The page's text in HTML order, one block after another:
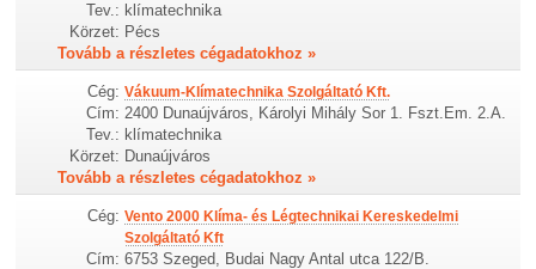
Tev.: klímatechnika
Körzet: Pécs
Tovább a részletes cégadatokhoz »
Cég: Vákuum-Klímatechnika Szolgáltató Kft.
Cím: 2400 Dunaújváros, Károlyi Mihály Sor 1. Fszt.Em. 2.A.
Tev.: klímatechnika
Körzet: Dunaújváros
Tovább a részletes cégadatokhoz »
Cég: Vento 2000 Klíma- és Légtechnikai Kereskedelmi
Szolgáltató Kft
Cím: 6753 Szeged, Budai Nagy Antal utca 122/B.